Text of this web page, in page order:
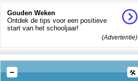
Gouden Weken
Ontdek de tips voor een positieve
start van het schooljaar!
(Advertentie)